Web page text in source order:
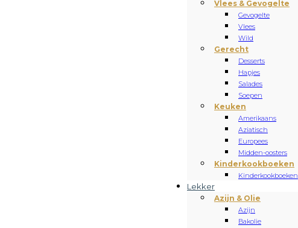
Vlees & Gevogelte
Gevogelte
Vlees
Wild
Gerecht
Desserts
Hapjes
Salades
Soepen
Keuken
Amerikaans
Aziatisch
Europees
Midden-oosters
Kinderkookboeken
Kinderkookboeken
Lekker
Azijn & Olie
Azijn
Bakolie